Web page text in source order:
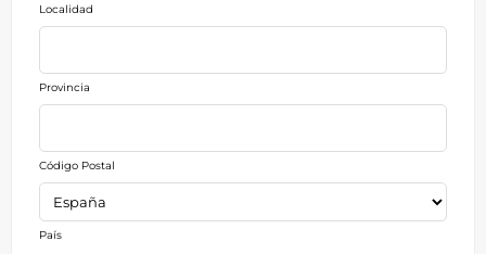
Localidad
Provincia
Código Postal
País